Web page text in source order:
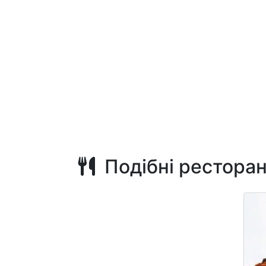
Подібні